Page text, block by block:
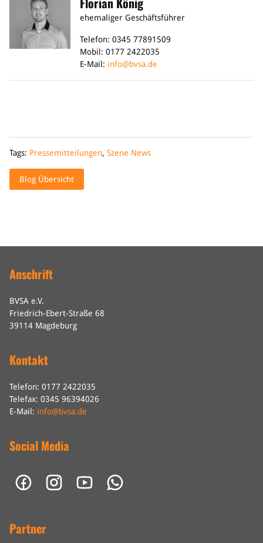
ehemaliger Geschäftsführer
Telefon: 0345 77891509
Mobil: 0177 2422035
E-Mail: info@bvsa.de
Tags: Pressemitteilungen, Szene News
Blog Übersicht
Anschrift
BVSA e.V.
Friedrich-Ebert-Straße 68
39114 Magdeburg
Kontakt
Telefon: 0177 2422035
Telefax: 0345 96394026
E-Mail: info@bvsa.de
Social Media
Partner